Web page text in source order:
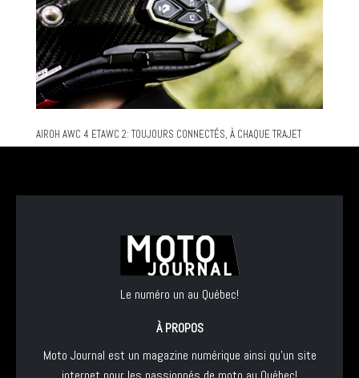
AIROH AWC 4 ETAWC 2: TOUJOURS CONNECTÉS, À CHAQUE TRAJET
Le numéro un au Québec!
À PROPOS
Moto Journal est un magazine numérique ainsi qu'un site